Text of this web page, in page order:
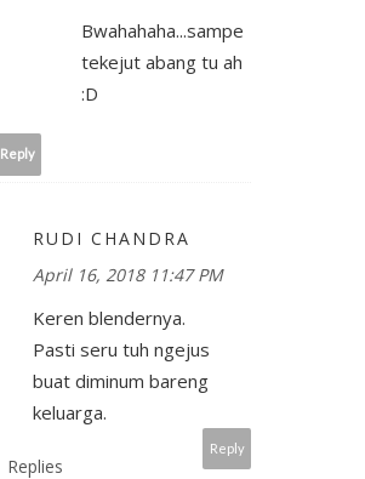
Bwahahaha...sampe
tekejut abang tu ah
:D
Reply
RUDI CHANDRA
April 16, 2018 11:47 PM
Keren blendernya.
Pasti seru tuh ngejus
buat diminum bareng
keluarga.
Reply
Replies